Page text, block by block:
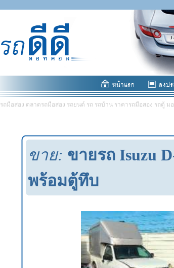
รถมือสอง ตลาดรถมือสอง รถยนต์ รถ รถบ้าน ราคารถมือสอง รถตู้ ม
ขาย: ขายรถ Isuzu
พร้อมตู้ทึบ